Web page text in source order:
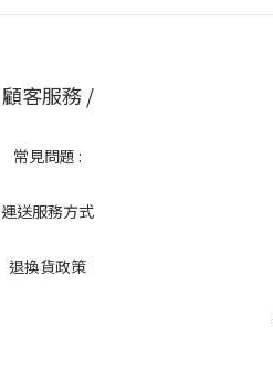
顧客服務 /
常見問題 :
運送服務方式
退換貨政策